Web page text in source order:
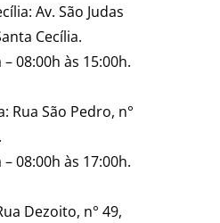
Av. São Judas
Cecília.
– 08:00h às 15:00h⁣.
Rua São Pedro, n°
– 08:00h às 17:00h.⁣
Dezoito, n° 49,